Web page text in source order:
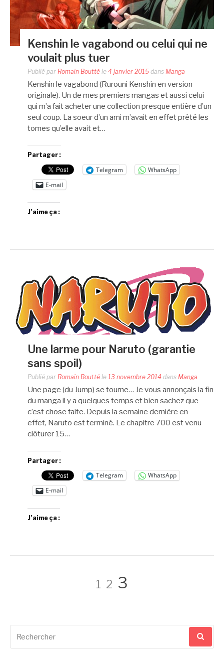
Kenshin le vagabond ou celui qui ne
voulait plus tuer
Publié par Romain Boutté le 4 janvier 2015 dans Manga
Kenshin le vagabond (Rurouni Kenshin en version
originale). Un de mes premiers mangas et aussi celui
qui m’a fait acheter une collection presque entière d’un
seul coup. La soeur d’un ami m’avait en effet prêté les
tomes qu’elle avait et…
Partager :
Telegram
WhatsApp
E-mail
J’aime ça :
Une larme pour Naruto (garantie
sans spoil)
Publié par Romain Boutté le 13 novembre 2014 dans Manga
Une page (du Jump) se tourne… Je vous annonçais la fin
du manga il y a quelques temps et bien sachez que
c’est chose faite. Depuis la semaine dernière en
effet, Naruto est terminé. Le chapitre 700 est venu
clôturer 15…
Partager :
Telegram
WhatsApp
E-mail
J’aime ça :
Pagination
des
Page
1 Page
2 Page
3
pour